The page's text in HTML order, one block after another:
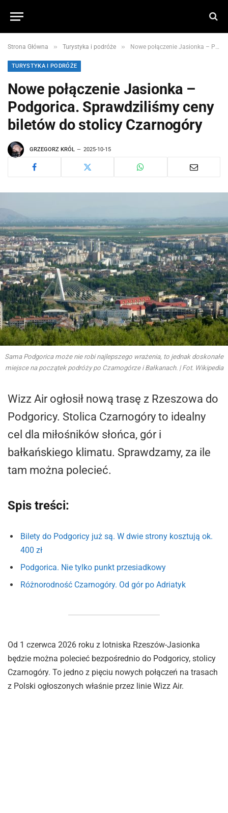
Strona Główna » Turystyka i podróże » Nowe połączenie Jasionka – Podgorica. Sprawdziliśmy ceny biletów do stolicy Czarnogóry
TURYSTYKA I PODRÓŻE
Nowe połączenie Jasionka –
Podgorica. Sprawdziliśmy ceny
biletów do stolicy Czarnogóry
GRZEGORZ KRÓL 2025-10-15
Sama Podgorica może nie robi najlepszego wrażenia, to jednak doskonałe
miejsce na początek podróży po Czarnogórze i Bałkanach. | Fot. Wikipedia
Wizz Air ogłosił nową trasę z Rzeszowa do
Podgoricy. Stolica Czarnogóry to idealny
cel dla miłośników słońca, gór i
bałkańskiego klimatu. Sprawdzamy, za ile
tam można polecieć.
Spis treści:
Bilety do Podgoricy już są. W dwie strony kosztują ok.
400 zł
Podgorica. Nie tylko punkt przesiadkowy
Różnorodność Czarnogóry. Od gór po Adriatyk
Od 1 czerwca 2026 roku z lotniska Rzeszów-Jasionka
będzie można polecieć bezpośrednio do Podgoricy, stolicy
Czarnogóry. To jedno z pięciu nowych połączeń na trasach
z Polski ogłoszonych właśnie przez linie Wizz Air.